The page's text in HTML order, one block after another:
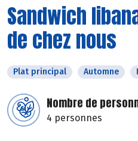
Sandwich
de chez nous
Plat principal Automne
Nombre de
4 personnes